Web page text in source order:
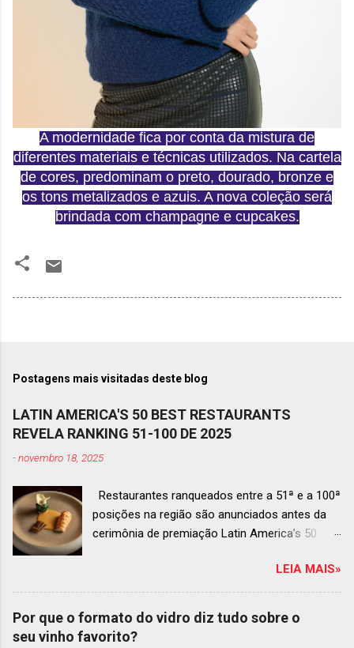
A modernidade fica por conta da mistura de
diferentes materiais e técnicas utilizados. Na cartela
de cores, predominam o preto, dourado, bronze e
os tons metalizados e azuis. A nova coleção será
brindada com champagne e cupcakes.
Postagens mais visitadas deste blog
LATIN AMERICA'S 50 BEST RESTAURANTS
REVELA RANKING 51-100 DE 2025
-novembro 18, 2025
Restaurantes ranqueados entre a 51ª e a 100ª
posições na região são anunciados antes da
cerimônia de premiação Latin America’s 50
de dezembro em Antígua, Guatemala
Prato do Origem, o brasileiro mais
bem ranqueado na lista estendida O Latin
America’s 50 Best Restaurants anunciou hoje a
LEIA MAIS»
Por que o formato do vidro diz tudo sobre o
seu vinho favorito?